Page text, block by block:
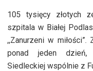
105 tysięcy złotych
szpitala w Białej
,,Zanurzeni w miłości”.
ponad jeden dzień,
Siedleckiej wspólnie z